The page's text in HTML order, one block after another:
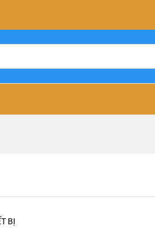
BỊ